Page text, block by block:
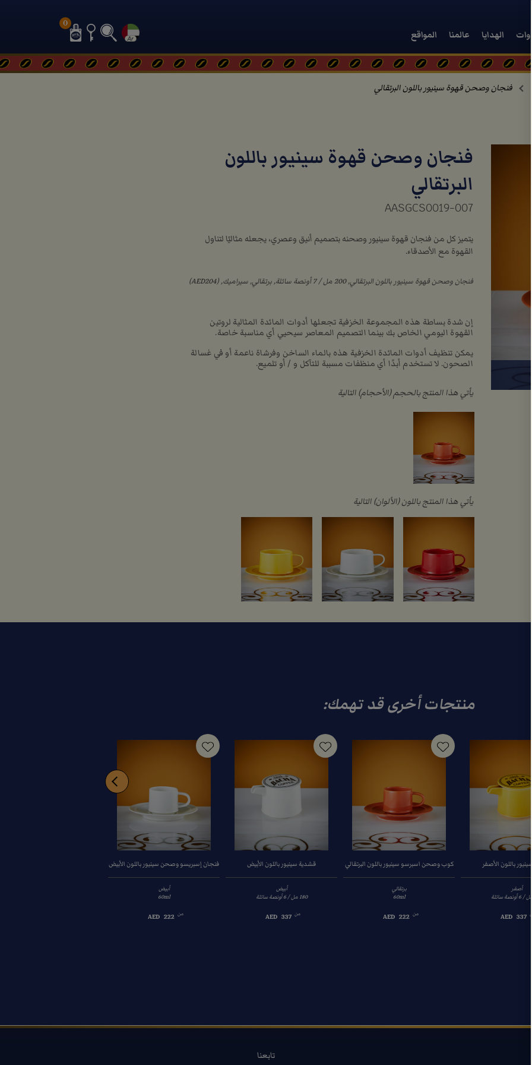
الهدايا عالمنا المواقع
0
فنجان وصحن قهوة سينيور باللون البرتقالي
فنجان وصحن قهوة سينيور باللون
البرتقالي
AASGCS0019-007
يتميز كل من فنجان قهوة سينيور وصحنه بتصميم أنيق وعصري، يجعله مثاليًا لتناول
القهوة مع الأصدقاء.
فنجان وصحن قهوة سينيور باللون البرتقالي, ‏200 مل / ‏7 أونصة سائلة, برتقالي, سيراميك, (AED204)
إن شدة بساطة هذه المجموعة الخزفية تجعلها أدوات المائدة المثالية لروتين
القهوة اليومي الخاص بك بينما التصميم المعاصر سيحيي أي مناسبة خاصة.
يمكن تنظيف أدوات المائدة الخزفية هذه بالماء الساخن وفرشاة ناعمة أو في غسالة
الصحون. لا تستخدم أبدًا أي منظفات مسببة للتآكل و / أو تلميع.
يأتي هذا المنتج بالحجم (الأحجام) التالية
يأتي هذا المنتج باللون (الألوان) التالية
منتجات أخرى قد تهمك:
باللون الأصفر
أصفر
من AED 337
كوب وصحن اسبرسو سينيور باللون البرتقالي
برتقالي
60ml
من AED 222
قشدية سينيور باللون الأبيض
أبيض
‏180 مل / ‏6 أونصة سائلة
من AED 337
فنجان إسبريسو وصحن سينيور باللون الأبيض
أبيض
60ml
من AED 222
تابعنا